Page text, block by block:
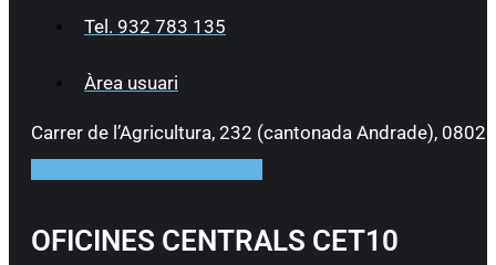
Tel. 932 783 135
Àrea usuari
Carrer de l’Agricultura, 232 (cantonada Andrade),
OFICINES CENTRALS CET10